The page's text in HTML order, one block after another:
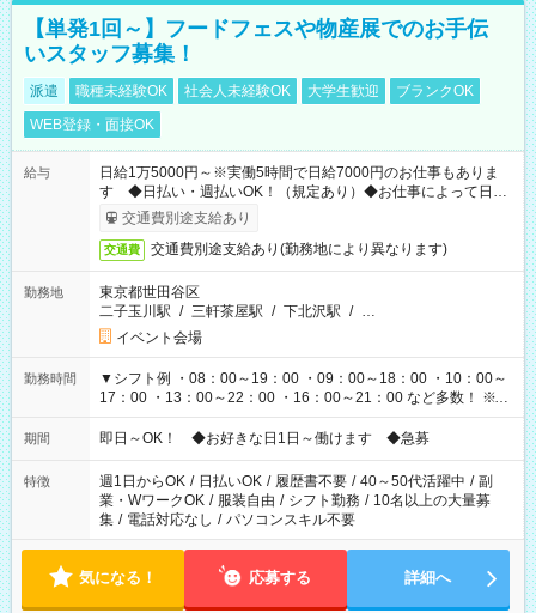
【単発1回～】フードフェスや物産展でのお手伝
いスタッフ募集！
派遣 職種未経験OK 社会人未経験OK 大学生歓迎
ブランクOK
WEB登録・面接OK
給与
日給1万5000円～※実働5時間で日給7000円のお仕事もありま
す ◆日払い・週払いOK！（規定あり）◆お仕事によって日給
も異なります
交通費別途支給あり
交通費 交通費別途支給あり(勤務地により異なります)
勤務地
東京都世田谷区
二子玉川駅 / 三軒茶屋駅 / 下北沢駅 / …
イベント会場
勤務時間
▼シフト例 ・08：00～19：00 ・09：00～18：00 ・10：00～
17：00 ・13：00～22：00 ・16：00～21：00 など多数！ ※お
仕事により勤務時間が異なります
期間 即日～OK！ ◆お好きな日1日～働けます ◆急募
特徴 週1日からOK / 日払いOK / 履歴書不要 / 40～50代活躍中 / 副
業・WワークOK / 服装自由 / シフト勤務 / 10名以上の大量募
集 / 電話対応なし / パソコンスキル不要
気になる！ 応募する 詳細へ